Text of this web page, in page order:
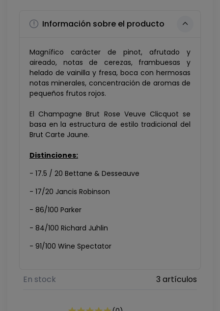
Información sobre el producto
Magnífico carácter de pinot, afrutado y
aireado, notas de cerezas, frambuesas y
helado de vainilla y fresa, boca con hermosas
notas minerales, concentración de aromas de
pequeños frutos rojos.
El Champagne Brut Rose Veuve Clicquot se
basa en la estructura de estilo tradicional del
Brut Carte Jaune.
Distinciones:
- 17.5 / 20 Bettane & Desseauve
- 17/20 Jancis Robinson
- 86/100 Parker
- 84/100 Richard Juhlin
- 91/100 Wine Spectator
En stock 3 artículos